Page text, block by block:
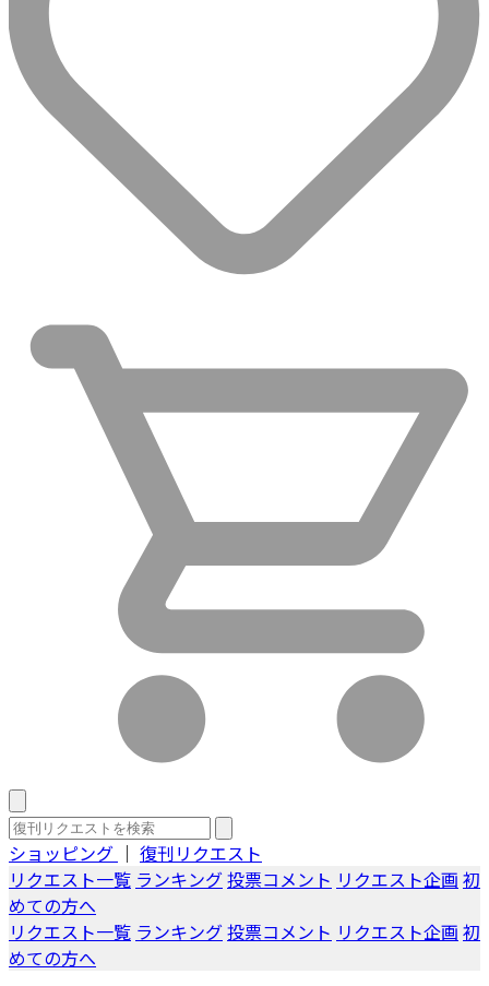
ショッピング ｜ 復刊リクエスト
リクエスト一覧 ランキング投票コメント リクエスト企画 初
めての方へ
リクエスト一覧 ランキング投票コメント リクエスト企画 初
めての方へ